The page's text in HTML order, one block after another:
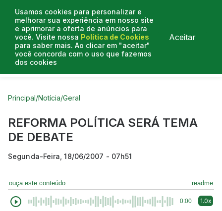
Usamos cookies para personalizar e
melhorar sua experiência em nosso site
e aprimorar a oferta de anúncios para
você. Visite nossa Política de Cookies
para saber mais. Ao clicar em "aceitar"
você concorda com o uso que fazemos
dos cookies
Aceitar
Curtas do Poder
Principal/Notícia/Geral
REFORMA POLÍTICA SERÁ TEMA
DE DEBATE
Segunda-Feira, 18/06/2007 - 07h51
ouça este conteúdo readme
0:00 1.0x